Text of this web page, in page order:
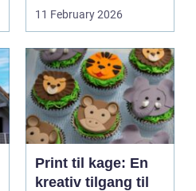
11 February 2026
Print til kage: En
kreativ tilgang til